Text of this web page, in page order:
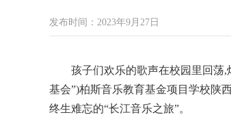
发布时间：2023年9月27日
孩子们欢乐的歌声在校园里回荡
基会”)柏斯音乐教育基金项目学校陕
终生难忘的“长江音乐之旅”。